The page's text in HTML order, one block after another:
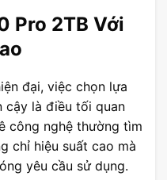
Pro 2TB Với
đại, việc chọn lựa
là điều tối quan
công nghệ thường tìm
chỉ hiệu suất cao mà
yêu cầu sử dụng.